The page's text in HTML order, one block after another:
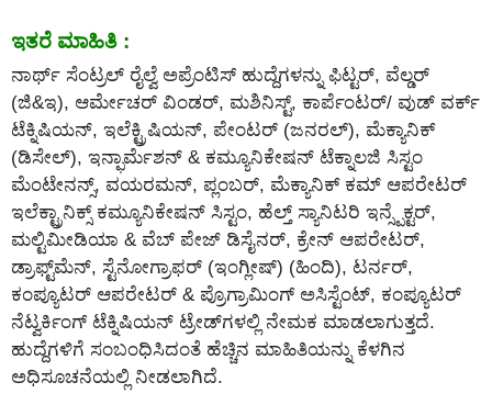
ಇತರೆ ಮಾಹಿತಿ :
ನಾರ್ಥ್ ಸೆಂಟ್ರಲ್ ರೈಲ್ವೆ ಅಪ್ರೆಂಟಿಸ್ ಹುದ್ದೆಗಳನ್ನು ಫಿಟ್ಟರ್, ವೆಲ್ಡರ್
(ಜಿ&ಇ), ಆರ್ಮೇಚರ್ ವಿಂಡರ್, ಮಶಿನಿಸ್ಟ್, ಕಾರ್ಪೆಂಟರ್/ ವುಡ್ ವರ್ಕ್
ಟೆಕ್ನಿಷಿಯನ್, ಇಲೆಕ್ಟ್ರಿಷಿಯನ್, ಪೇಂಟರ್ (ಜನರಲ್), ಮೆಕ್ಯಾನಿಕ್
(ಡಿಸೇಲ್), ಇನ್ಫಾರ್ಮೆಶನ್ & ಕಮ್ಯೂನಿಕೇಷನ್ ಟೆಕ್ನಾಲಜಿ ಸಿಸ್ಟಂ
ಮೆಂಟೇನನ್ಸ್, ವಯರಮನ್, ಪ್ಲಂಬರ್, ಮೆಕ್ಯಾನಿಕ್ ಕಮ್ ಆಪರೇಟರ್
ಇಲೆಕ್ಟ್ರಾನಿಕ್ಸ್ ಕಮ್ಯೂನಿಕೇಷನ್ ಸಿಸ್ಟಂ, ಹೆಲ್ತ್ ಸ್ಯಾನಿಟರಿ ಇನ್ಸ್ಪೆಕ್ಟರ್,
ಮಲ್ಟಿಮೀಡಿಯಾ & ವೆಬ್ ಪೇಜ್ ಡಿಸೈನರ್, ಕ್ರೇನ್ ಆಪರೇಟರ್,
ಡ್ರಾಫ್ಟ್‌ಮೆನ್, ಸ್ಟೆನೋಗ್ರಾಫರ್ (ಇಂಗ್ಲೀಷ್) (ಹಿಂದಿ), ಟರ್ನರ್,
ಕಂಪ್ಯೂಟರ್ ಆಪರೇಟರ್ & ಪ್ರೊಗ್ರಾಮಿಂಗ್ ಅಸಿಸ್ಟೆಂಟ್, ಕಂಪ್ಯೂಟರ್
ನೆಟ್ವರ್ಕಿಂಗ್ ಟೆಕ್ನಿಷಿಯನ್ ಟ್ರೇಡ್‌ಗಳಲ್ಲಿ ನೇಮಕ ಮಾಡಲಾಗುತ್ತದೆ.
ಹುದ್ದೆಗಳಿಗೆ ಸಂಬಂಧಿಸಿದಂತೆ ಹೆಚ್ಚಿನ ಮಾಹಿತಿಯನ್ನು ಕೆಳಗಿನ
ಅಧಿಸೂಚನೆಯಲ್ಲಿ ನೀಡಲಾಗಿದೆ.